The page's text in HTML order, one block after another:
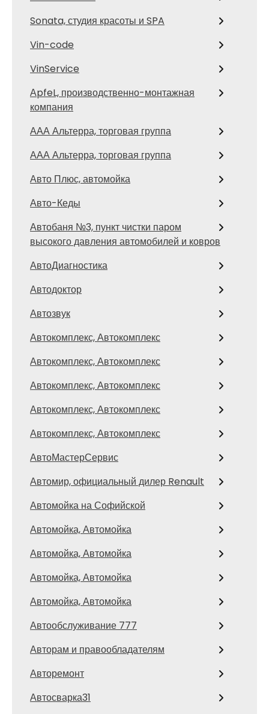
Sonata, студия красоты и SPA
Vin-code
VinService
АpfeL, производственно-монтажная
компания
ААА Альтерра, торговая группа
ААА Альтерра, торговая группа
Авто Плюс, автомойка
Авто-Кеды
Автобаня №3, пункт чистки паром
высокого давления автомобилей и ковров
АвтоДиагностика
Автодоктор
Автозвук
Автокомплекс, Автокомплекс
Автокомплекс, Автокомплекс
Автокомплекс, Автокомплекс
Автокомплекс, Автокомплекс
Автокомплекс, Автокомплекс
АвтоМастерСервис
Автомир, официальный дилер Renault
Автомойка на Софийской
Автомойка, Автомойка
Автомойка, Автомойка
Автомойка, Автомойка
Автомойка, Автомойка
Автообслуживание 777
Авторам и правообладателям
Авторемонт
Автосварка31